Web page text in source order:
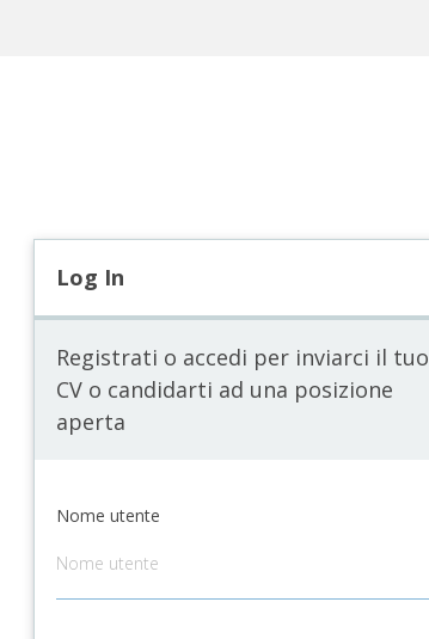
Log In
Registrati o accedi per inviarci il tuo
CV o candidarti ad una posizione
aperta
Nome utente